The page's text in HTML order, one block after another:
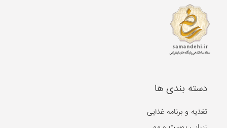
دسته بندی ها
تغذیه و برنامه غذایی